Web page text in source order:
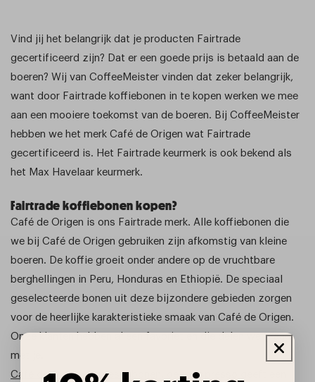
Vind jij het belangrijk dat je producten Fairtrade
gecertificeerd zijn? Dat er een goede prijs is betaald aan de
boeren? Wij van CoffeeMeister vinden dat zeker belangrijk,
want door Fairtrade koffiebonen in te kopen werken we mee
aan een mooiere toekomst van de boeren. Bij CoffeeMeister
hebben we het merk Café de Origen wat Fairtrade
gecertificeerd is. Het Fairtrade keurmerk is ook bekend als
het Max Havelaar keurmerk.
Fairtrade koffiebonen kopen?
Café de Origen is ons Fairtrade merk. Alle koffiebonen die
we bij Café de Origen gebruiken zijn afkomstig van kleine
boeren. De koffie groeit onder andere op de vruchtbare
berghellingen in Peru, Honduras en Ethiopië. De speciaal
geselecteerde bonen uit deze bijzondere gebieden zorgen
voor de heerlijke karakteristieke smaak van Café de Origen.
Onze klanten hebben al een favoriet en die delen we graag
met je.
Café de Origen Espressobonen
, deze espresso geeft een